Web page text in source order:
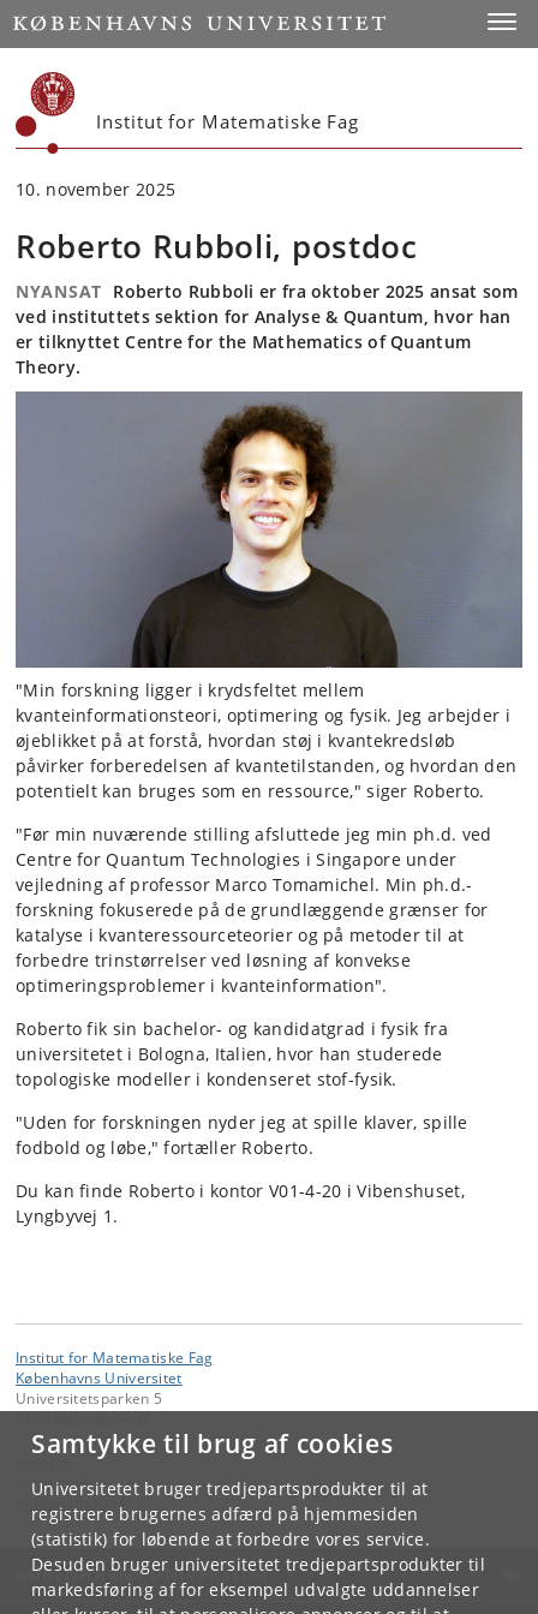
Samtykke til brug af cookies
Universitetet bruger tredjepartsprodukter til at
registrere brugernes adfærd på hjemmesiden
(statistik) for løbende at forbedre vores service.
Desuden bruger universitetet tredjepartsprodukter til
markedsføring af for eksempel udvalgte uddannelser
Start
Institut for Matematiske Fag
10. november 2025
Roberto Rubboli, postdoc
NYANSAT Roberto Rubboli er fra oktober 2025 ansat som
ved instituttets sektion for Analyse & Quantum, hvor han
er tilknyttet Centre for the Mathematics of Quantum
Theory.
"Min forskning ligger i krydsfeltet mellem
kvanteinformationsteori, optimering og fysik. Jeg arbejder i
øjeblikket på at forstå, hvordan støj i kvantekredsløb
påvirker forberedelsen af kvantetilstanden, og hvordan den
potentielt kan bruges som en ressource," siger Roberto.
"Før min nuværende stilling afsluttede jeg min ph.d. ved
Centre for Quantum Technologies i Singapore under
vejledning af professor Marco Tomamichel. Min ph.d.-
forskning fokuserede på de grundlæggende grænser for
katalyse i kvanteressourceteorier og på metoder til at
forbedre trinstørrelser ved løsning af konvekse
optimeringsproblemer i kvanteinformation".
Roberto fik sin bachelor- og kandidatgrad i fysik fra
universitetet i Bologna, Italien, hvor han studerede
topologiske modeller i kondenseret stof-fysik.
"Uden for forskningen nyder jeg at spille klaver, spille
fodbold og løbe," fortæller Roberto.
Du kan finde Roberto i kontor V01-4-20 i Vibenshuset,
Lyngbyvej 1.
Institut for Matematiske Fag
Københavns Universitet
Universitetsparken 5
Sekretariatet
KØBENHAVNS UNIVERSITET